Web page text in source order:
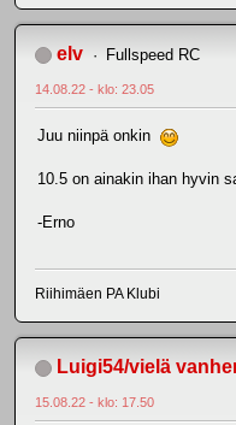
elv Fullspeed RC
14.08.22 - klo: 23.05
Juu niinpä onkin
10.5 on ainakin ihan hyvin
-Erno
Riihimäen PA Klubi
Luigi54/vielä
15.08.22 - klo: 17.50